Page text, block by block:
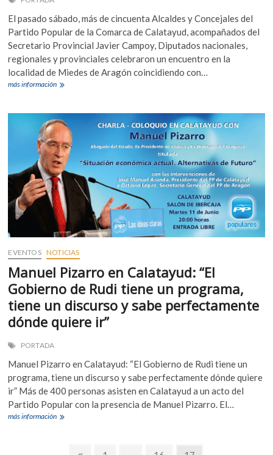
El pasado sábado, más de cincuenta Alcaldes y Concejales del
Partido Popular de la Comarca de Calatayud, acompañados del
Secretario Provincial Javier Campoy, Diputados nacionales,
regionales y provinciales celebraron un encuentro en la
localidad de Miedes de Aragón coincidiendo con…
más informaciónALCALDES
DEL
PARTIDO
POPULAR
EN
LA
COMARCA
DE
CALATAYUD
CELEBRAN
UN
ENCUENTRO
DE
TRABAJO
EN
MIEDES
EVENTOS NOTICIAS
Manuel Pizarro en Calatayud: “El
Gobierno de Rudi tiene un programa,
tiene un discurso y sabe perfectamente
dónde quiere ir”
PORTADA
Manuel Pizarro en Calatayud: “El Gobierno de Rudi tiene un
programa, tiene un discurso y sabe perfectamente dónde quiere
ir” Más de 400 personas asisten en Calatayud a un acto del
Partido Popular con la presencia de Manuel Pizarro. El…
más informaciónManuel